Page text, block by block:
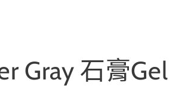
Gray 石膏Gel